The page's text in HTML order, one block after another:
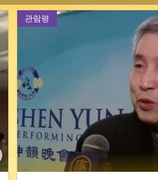
관람평